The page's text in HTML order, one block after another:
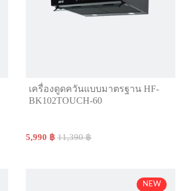
เครื่องดูดควันแบบมาตรฐาน HF-
BK102TOUCH-60
5,990 ฿ 11,390 ฿
NEW